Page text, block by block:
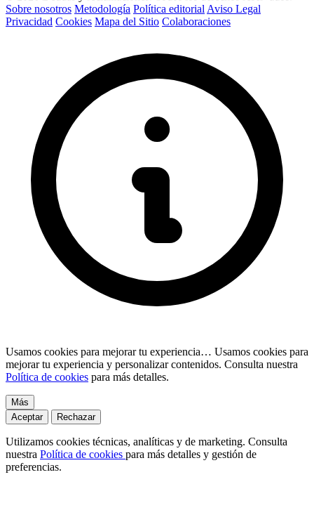
Sobre nosotros Metodología Política editorial Aviso Legal
Privacidad Cookies Mapa del Sitio Colaboraciones
Usamos cookies para mejorar tu experiencia… Usamos cookies para
mejorar tu experiencia y personalizar contenidos. Consulta nuestra
Política de cookies para más detalles.
Más
Aceptar
Rechazar
Utilizamos cookies técnicas, analíticas y de marketing. Consulta
nuestra Política de cookies para más detalles y gestión de
preferencias.